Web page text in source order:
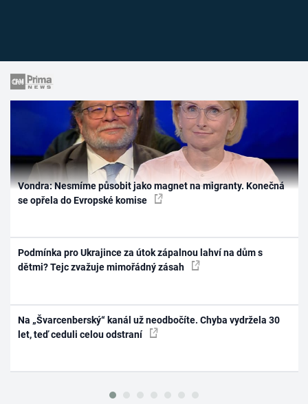
Vondra: Nesmíme působit jako magnet na migranty. Konečná
se opřela do Evropské komise
Podmínka pro Ukrajince za útok zápalnou lahví na dům s
dětmi? Tejc zvažuje mimořádný zásah
Na „Švarcenberský“ kanál už neodbočíte. Chyba vydržela 30
let, teď ceduli celou odstraní